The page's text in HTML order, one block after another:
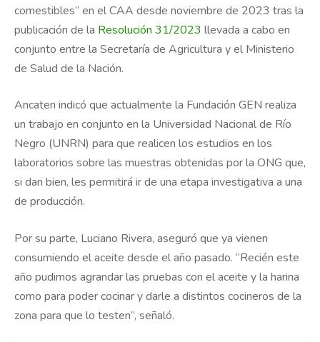
comestibles” en el CAA desde noviembre de 2023 tras la
publicación de la Resolución 31/2023 llevada a cabo en
conjunto entre la Secretaría de Agricultura y el Ministerio
de Salud de la Nación.
Ancaten indicó que actualmente la Fundación GEN realiza
un trabajo en conjunto en la Universidad Nacional de Río
Negro (UNRN) para que realicen los estudios en los
laboratorios sobre las muestras obtenidas por la ONG que,
si dan bien, les permitirá ir de una etapa investigativa a una
de producción.
Por su parte, Luciano Rivera, aseguró que ya vienen
consumiendo el aceite desde el año pasado. “Recién este
año pudimos agrandar las pruebas con el aceite y la harina
como para poder cocinar y darle a distintos cocineros de la
zona para que lo testen”, señaló.